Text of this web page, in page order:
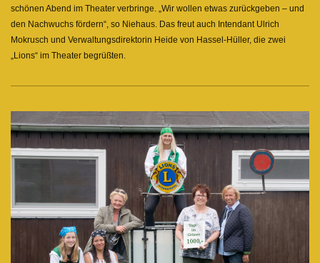
schönen Abend im Theater verbringe. „Wir wollen etwas zurückgeben – und
den Nachwuchs fördern“, so Niehaus. Das freut auch Intendant Ulrich
Mokrusch und Verwaltungsdirektorin Heide von Hassel-Hüller, die zwei
„Lions“ im Theater begrüßten.